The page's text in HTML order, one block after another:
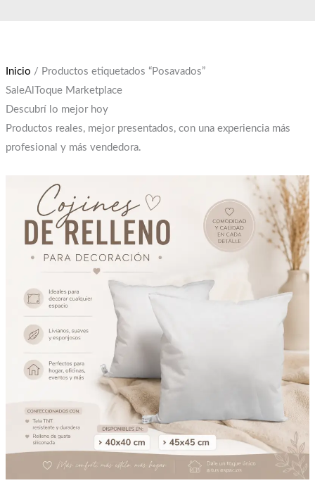
Inicio / Productos etiquetados “Posavados”
SaleAlToque Marketplace
Descubrí lo mejor hoy
Productos reales, mejor presentados, con una experiencia más
profesional y más vendedora.
era:
$12,000.
es:
$10,000.